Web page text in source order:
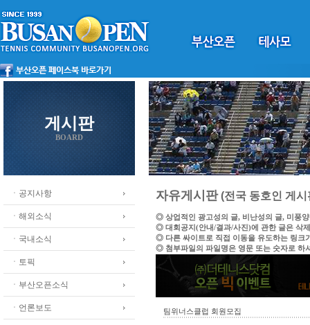
게시판
BOARD
ㆍ공지사항
ㆍ해외소식
ㆍ국내소식
ㆍ토픽
ㆍ부산오픈소식
ㆍ언론보도
자유게시판(전국 동호인 게시
◎ 상업적인 광고성의 글, 비난성의 글, 미풍
◎ 대회공지(안내/결과/사진)에 관한 글은 삭
◎ 다른 싸이트로 직접 이동을 유도하는 링크
◎ 첨부파일의 파일명은 영문 또는 숫자로 하
팀위너스클럽 회원모집